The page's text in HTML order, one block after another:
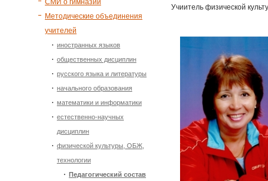
Учиитель физической
СМИ о гимназии
Методические объединения
учителей
иностранных языков
общественных дисциплин
русского языка и литературы
начального образования
математики и информатики
естественно-научных
дисциплин
физической культуры, ОБЖ,
технологии
Педагогический состав